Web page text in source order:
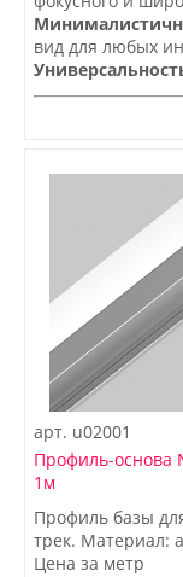
вид для любых
коммерческих
арт. u02001
Профиль-основа
1м
Профиль базы
трек. Материал:
Цена за метр